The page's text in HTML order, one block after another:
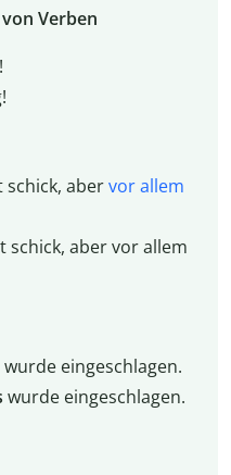
Verben
schick, abervor allem
schick, aber vor allem
wurde eingeschlagen.
wurde eingeschlagen.